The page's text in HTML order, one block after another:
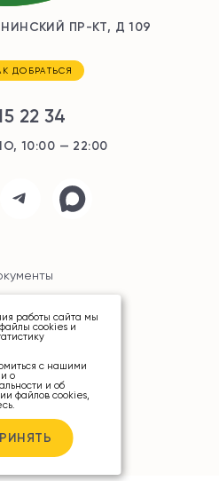
работы сайта мы
cookies и
с нашими
о
и об
файлов cookies,
.
ПР-КТ, Д 109
ДОБРАТЬСЯ
22 34
10:00 — 22:00
сайта
«РИО», 2026